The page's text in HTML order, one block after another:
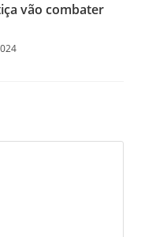
vão combater